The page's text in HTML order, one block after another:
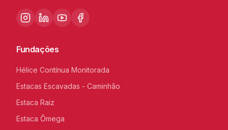
Fundações
Hélice Contínua Monitorada
Estacas Escavadas - Caminhão
Estaca Raiz
Estaca Ômega